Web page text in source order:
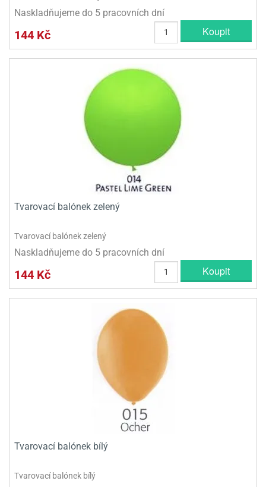
Naskladňujeme do 5 pracovních dní
144 Kč Koupit
Tvarovací balónek zelený
Tvarovací balónek zelený
Naskladňujeme do 5 pracovních dní
144 Kč Koupit
Tvarovací balónek bílý
Tvarovací balónek bílý